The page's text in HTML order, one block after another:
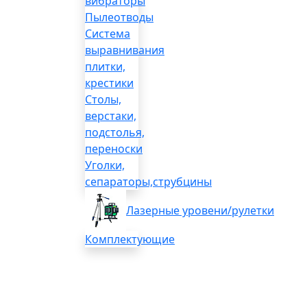
Пылеотводы
Система
выравнивания
плитки,
крестики
Столы,
верстаки,
подстолья,
переноски
Уголки,
сепараторы,струбцины
Лазерные уровени/рулетки
Комплектующие